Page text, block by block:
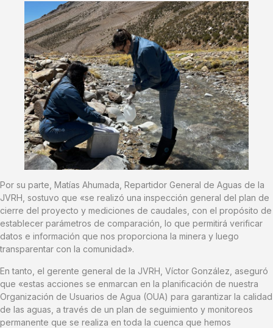
Por su parte, Matías Ahumada, Repartidor General de Aguas de la
JVRH, sostuvo que «se realizó una inspección general del plan de
cierre del proyecto y mediciones de caudales, con el propósito de
establecer parámetros de comparación, lo que permitirá verificar
datos e información que nos proporciona la minera y luego
transparentar con la comunidad».
En tanto, el gerente general de la JVRH, Víctor González, aseguró
que «estas acciones se enmarcan en la planificación de nuestra
Organización de Usuarios de Agua (OUA) para garantizar la calidad
de las aguas, a través de un plan de seguimiento y monitoreos
permanente que se realiza en toda la cuenca que hemos